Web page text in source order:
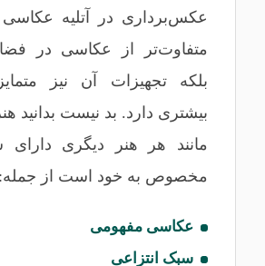
عکس‌برداری در آتلیه عکاسی
متفاوت‌تر از عکاسی در
بلکه تجهیزات آن نیز
بیشتری دارد. بد نیست بدانید
مانند هر هنر دیگری دارای
مخصوص به خود است از جمله:
عکاسی مفهومی
سبک انتزاعی